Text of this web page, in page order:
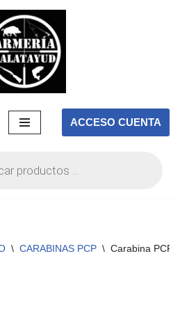
ACCESO CUENTA
\ CARABINAS PCP \ Carabina PCP